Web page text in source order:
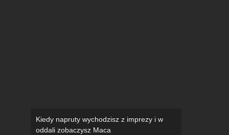
Kiedy napruty wychodzisz z imprezy i w
oddali zobaczysz Maca